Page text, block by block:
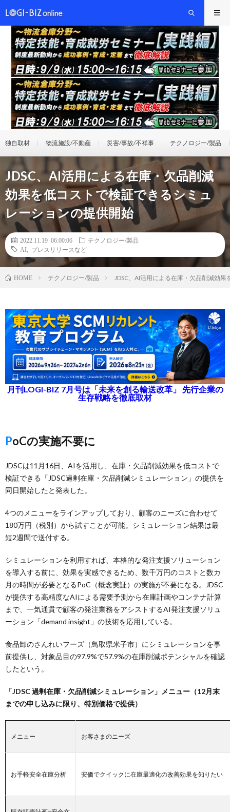
独自取材 物流施設/不動産 災害/事故/不祥事 テクノロジー/製品
JDSC、AI活用による在庫・欠品削減
効果を低コストで検証できるシミュ
レーションの提供開始
2022.11.19 06:00:06
テクノロジー/製品
AI
プレスリリースなど
HOME テクノロジー/製品 JDSC、AI活用による在庫・欠品削減効
月刊LOGI-BIZ 7月号は「未来を創る輸送改革」 先行企業の
生存戦略を徹底取材
PoCの実施不要に
JDSCは11月16日、AIを活用し、在庫・欠品削減効果を低コストで
検証できる「JDSC過剰在庫・欠品削減シミュレーション」の提供を
同日開始したと発表した。
4つのメニューをラインアップしており、顧客のニーズに合わせて
180万円（税別）から試すことが可能。シミュレーション結果は最
短2週間で送付する。
シミュレーションを利用すれば、本格的な発注支援ソリューション
を導入する前に、効果を実感できるため、数千万円のコストと数カ
月の時間が必要となるPoC（概念実証）の実施が不要になる。JDSC
が提供する高精度なAIによる需要予測から在庫計画やコンテナ計算
まで、一気通貫で顧客の発注業務をアシストするAI発注支援ソリュ
ーション「demand insight」の技術を応用している。
食品卸のさんれいフーズ（鳥取県米子市）にシミュレーションを事
前提供し、対象品目の97.9%で57.9%の在庫削減ポテンシャルを確認
したという。
「JDSC 過剰在庫・欠品削減シミュレーション」メニュー（12月末
までの申し込みに限り、特別価格で提供）
メニュー お客さまのニーズ
お手軽安全在庫分析 安価でクイックに在庫最適化の改善効果を知りたい